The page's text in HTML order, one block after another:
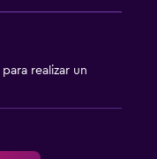
para realizar un